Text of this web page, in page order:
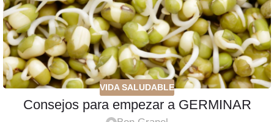
VIDA SALUDABLE
Consejos para empezar a GERMINAR